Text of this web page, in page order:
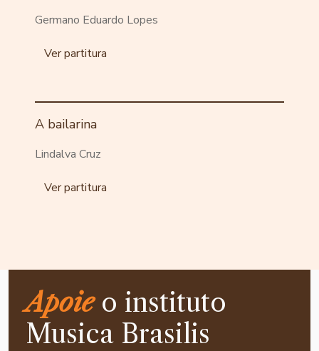
Germano Eduardo Lopes
Ver partitura
A bailarina
Lindalva Cruz
Ver partitura
Apoieo instituto
Musica Brasilis